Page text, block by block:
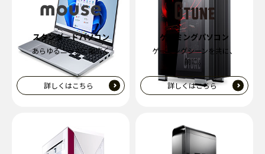
スタンダードパソコン
あらゆるニーズに幅広く
詳しくはこちら
ゲーミングパソコン
ゲーミングシーンを共に、
前に。
詳しくはこちら